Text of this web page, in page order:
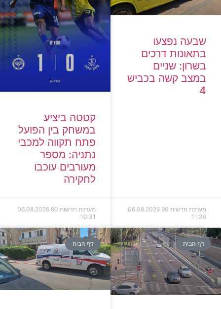
שבעה נפצעו
בתאונות דרכים
בשרון: שניים
במצב קשה בכביש
4
מערכת חדשות 90
06.08.2026
11:36
קטטה ביציע
במשחק בין הפועל
פתח תקווה למכבי
נתניה: מספר
מעורבים עוכבו
לחקירה
מערכת חדשות 90
06.08.2026
10:31
דף הבית דף הבית